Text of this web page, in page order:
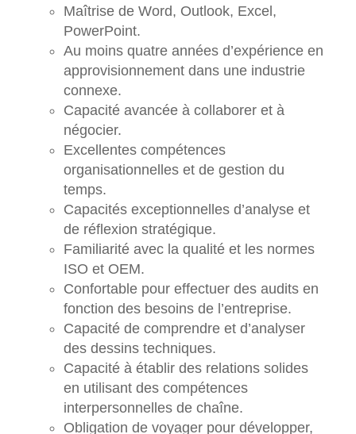
Maîtrise de Word, Outlook, Excel,
PowerPoint.
Au moins quatre années d’expérience en
approvisionnement dans une industrie
connexe.
Capacité avancée à collaborer et à
négocier.
Excellentes compétences
organisationnelles et de gestion du
temps.
Capacités exceptionnelles d’analyse et
de réflexion stratégique.
Familiarité avec la qualité et les normes
ISO et OEM.
Confortable pour effectuer des audits en
fonction des besoins de l’entreprise.
Capacité de comprendre et d’analyser
des dessins techniques.
Capacité à établir des relations solides
en utilisant des compétences
interpersonnelles de chaîne.
Obligation de voyager pour développer,